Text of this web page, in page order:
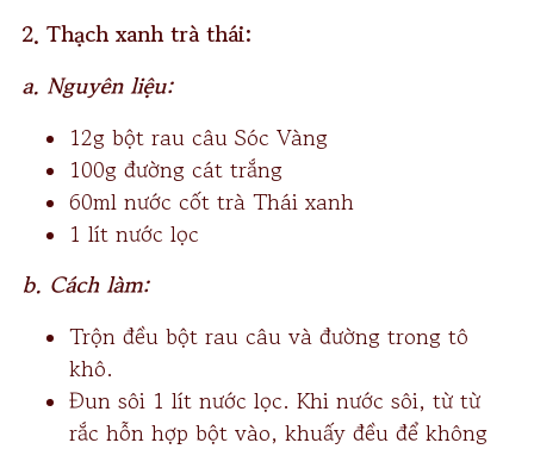
2. Thạch xanh trà thái:
a. Nguyên liệu:
12g bột rau câu Sóc Vàng
100g đường cát trắng
60ml nước cốt trà Thái xanh
1 lít nước lọc
b. Cách làm:
Trộn đều bột rau câu và đường trong tô
khô.
Đun sôi 1 lít nước lọc. Khi nước sôi, từ từ
rắc hỗn hợp bột vào, khuấy đều để không